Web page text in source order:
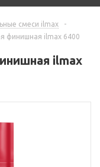
смеси ilmax
-
финишная ilmax 6400
ilmax